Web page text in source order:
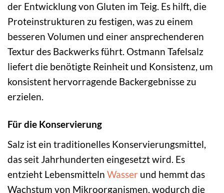
der Entwicklung von Gluten im Teig. Es hilft, die
Proteinstrukturen zu festigen, was zu einem
besseren Volumen und einer ansprechenderen
Textur des Backwerks führt. Ostmann Tafelsalz
liefert die benötigte Reinheit und Konsistenz, um
konsistent hervorragende Backergebnisse zu
erzielen.
Für die Konservierung
Salz ist ein traditionelles Konservierungsmittel,
das seit Jahrhunderten eingesetzt wird. Es
entzieht Lebensmitteln Wasser und hemmt das
Wachstum von Mikroorganismen, wodurch die